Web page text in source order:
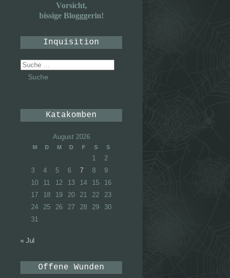
Vorsicht,
bissige Blogggerin!
Inquisition
Suche
nach:
Katakomben
August 2026
M D M D F S S
1
2
3
4 5 6 7 8
9
10
11 12 13 14 15
16
17
18 19 20 21 22
23
24
25 26 27 28 29
30
31
« Jul
Offene Wunden